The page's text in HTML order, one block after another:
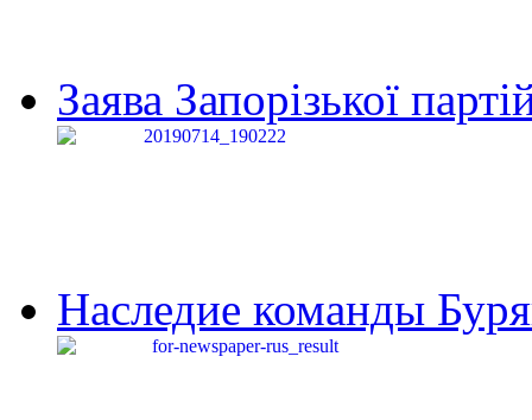
Заява Запорізької
Наследие команды